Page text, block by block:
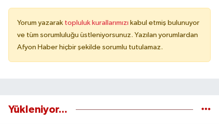
Yorum yazarak topluluk kurallarımızı kabul etmiş bulunuyor
ve tüm sorumluluğu üstleniyorsunuz. Yazılan yorumlardan
Afyon Haber hiçbir şekilde sorumlu tutulamaz.
Yükleniyor...